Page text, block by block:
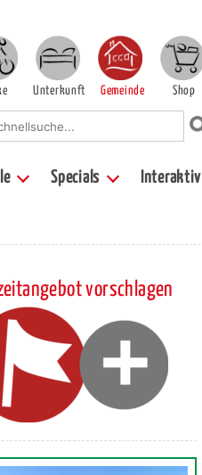
Unterkunft Gemeinde Shop
Specials Interaktiv
vorschlagen